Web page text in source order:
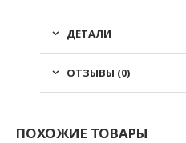
ДЕТАЛИ
ОТЗЫВЫ (0)
ПОХОЖИЕ ТОВАРЫ